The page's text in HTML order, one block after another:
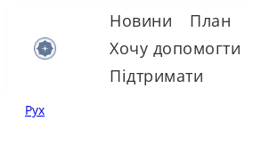
Новини
План
Хочу допомогти
Підтримати
Рух